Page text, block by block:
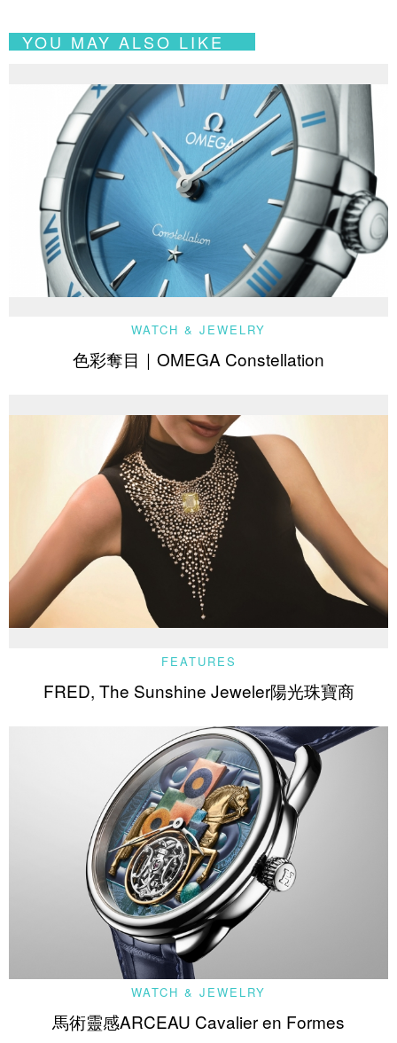
YOU MAY ALSO LIKE
WATCH & JEWELRY
色彩奪目｜OMEGA Constellation
FEATURES
FRED, The Sunshine Jeweler陽光珠寶商
WATCH & JEWELRY
馬術靈感ARCEAU Cavalier en Formes